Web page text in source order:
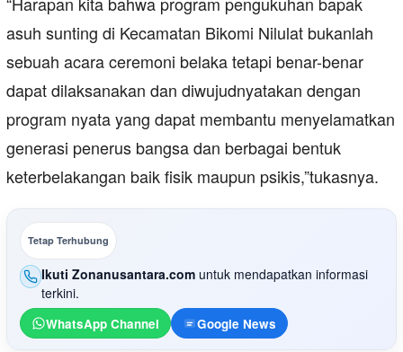
asuh sunting di Kecamatan Bikomi Nilulat bukanlah
sebuah acara ceremoni belaka tetapi benar-benar
dapat dilaksanakan dan diwujudnyatakan dengan
program nyata yang dapat membantu menyelamatkan
generasi penerus bangsa dan berbagai bentuk
keterbelakangan baik fisik maupun psikis,”tukasnya.
Tetap Terhubung
Ikuti Zonanusantara.com untuk mendapatkan informasi
terkini.
WhatsApp Channel Google News